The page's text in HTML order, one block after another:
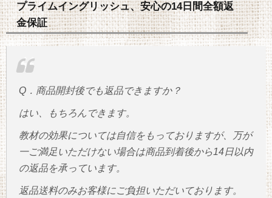
プライムイングリッシュ、安心の14日間全額返
金保証
Q．商品開封後でも返品できますか？
はい、もちろんできます。
教材の効果については自信をもっておりますが、万が
一ご満足いただけない場合は商品到着後から14日以内
の返品を承っています。
返品送料のみお客様にご負担いただいております。